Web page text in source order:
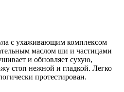
с ухаживающим комплексом
маслом ши и частицами
и обновляет сухую,
стоп нежной и гладкой. Легко
протестирован.